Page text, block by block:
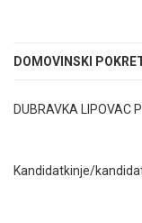
DOMOVINSKI
DUBRAVKA LIPOVAC
Kandidatkinje/